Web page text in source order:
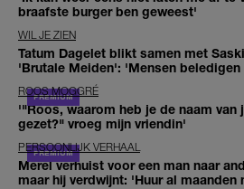
braafste burger ben geweest'
WIL JE ZIEN
Tatum Dagelet blikt samen met
'Brutale Meiden': 'Mensen
ROOS MOGGRÉ
'"Roos, waarom heb je de naam
gezet?" vroeg mijn vriendin'
PERSOONLIJK VERHAAL
Merel verhuist voor een man naar
maar hij verdwijnt: 'Huur al maanden